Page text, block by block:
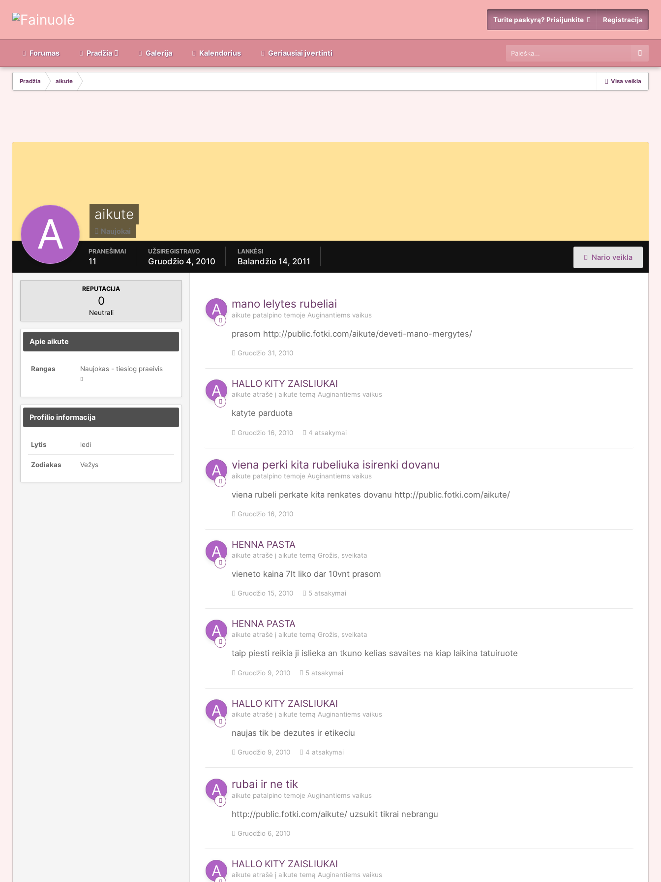
Turite paskyrą? Prisijunkite Registracija
Forumas Pradžia Galerija Kalendorius Geriausiai įvertinti
Visa veikla
Pradžia aikute
aikute
Naujokai
Nario veikla
PRANEŠIMAI
11
UŽSIREGISTRAVO
Gruodžio 4, 2010
LANKĖSI
Balandžio 14, 2011
REPUTACIJA
0
Neutrali
Apie aikute
Rangas Naujokas - tiesiog praeivis
Profilio informacija
Lytis ledi
Zodiakas Vežys
mano lelytes rubeliai
aikute patalpino temoje Auginantiems vaikus
prasom http://public.fotki.com/aikute/deveti-mano-mergytes/
Gruodžio 31, 2010
HALLO KITY ZAISLIUKAI
aikute atrašė į aikute temą Auginantiems vaikus
katyte parduota
Gruodžio 16, 2010 4 atsakymai
viena perki kita rubeliuka isirenki dovanu
aikute patalpino temoje Auginantiems vaikus
viena rubeli perkate kita renkates dovanu http://public.fotki.com/aikute/
Gruodžio 16, 2010
HENNA PASTA
aikute atrašė į aikute temą Grožis, sveikata
vieneto kaina 7lt liko dar 10vnt prasom
Gruodžio 15, 2010 5 atsakymai
HENNA PASTA
aikute atrašė į aikute temą Grožis, sveikata
taip piesti reikia ji islieka an tkuno kelias savaites na kiap laikina tatuiruote
Gruodžio 9, 2010 5 atsakymai
HALLO KITY ZAISLIUKAI
aikute atrašė į aikute temą Auginantiems vaikus
naujas tik be dezutes ir etikeciu
Gruodžio 9, 2010 4 atsakymai
rubai ir ne tik
aikute patalpino temoje Auginantiems vaikus
http://public.fotki.com/aikute/ uzsukit tikrai nebrangu
Gruodžio 6, 2010
HALLO KITY ZAISLIUKAI
aikute atrašė į aikute temą Auginantiems vaikus